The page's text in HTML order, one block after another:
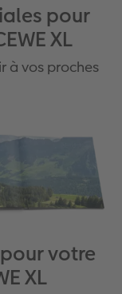
pour
XL
à vos proches
votre
XL